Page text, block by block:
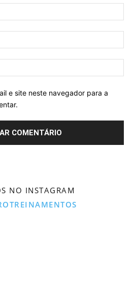
e site neste navegador para a
NO INSTAGRAM